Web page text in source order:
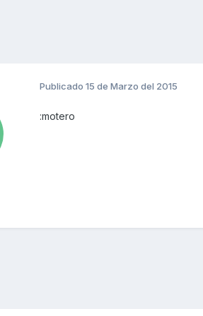
Publicado 15 de Marzo del 2015
:motero